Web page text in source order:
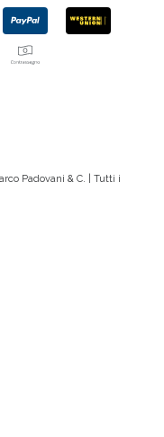
Padovani & C. | Tutti i